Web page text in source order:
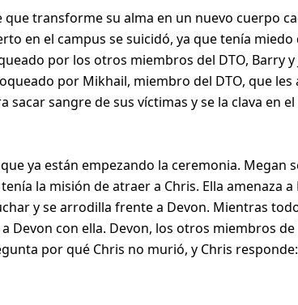
que transforme su alma en un nuevo cuerpo
en el campus se suicidó, ya que tenía
por los otros miembros del DTO, Barry y
por Mikhail, miembro del DTO, que les
sangre de sus víctimas y se la clava en
ya están empezando la ceremonia. Megan
la misión de atraer a Chris. Ella amenaza a
y se arrodilla frente a Devon. Mientras
Devon con ella. Devon, los otros miembros
por qué Chris no murió, y Chris